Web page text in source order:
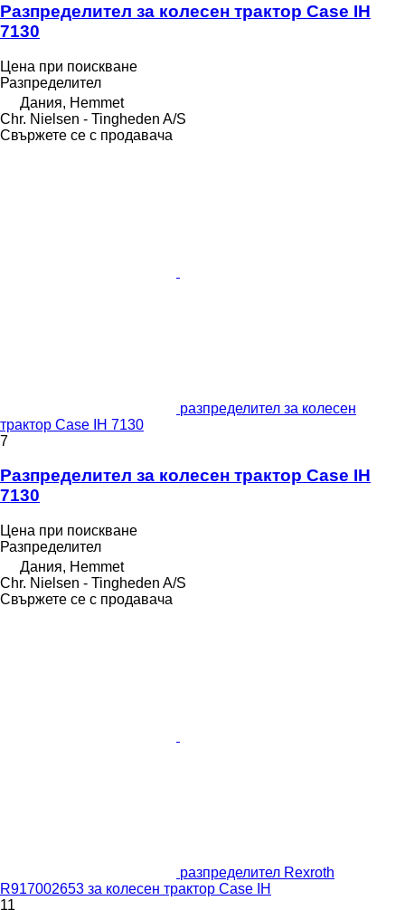
Разпределител за колесен трактор Case IH
7130
Цена при поискване
Разпределител
Дания, Hemmet
Chr. Nielsen - Tingheden A/S
Свържете се с продавача
разпределител за колесен
трактор Case IH 7130
7
Разпределител за колесен трактор Case IH
7130
Цена при поискване
Разпределител
Дания, Hemmet
Chr. Nielsen - Tingheden A/S
Свържете се с продавача
разпределител Rexroth
R917002653 за колесен трактор Case IH
11